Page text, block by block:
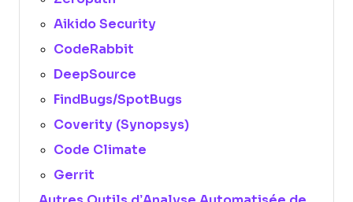
Aikido Security
CodeRabbit
DeepSource
FindBugs/SpotBugs
Coverity (Synopsys)
Code Climate
Gerrit